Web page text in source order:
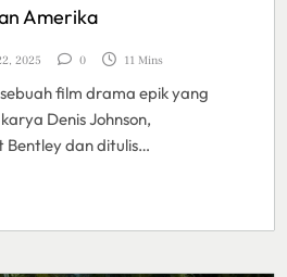
Amerika
2025 0 11 Mins
film drama epik yang
Denis Johnson,
Bentley dan ditulis…